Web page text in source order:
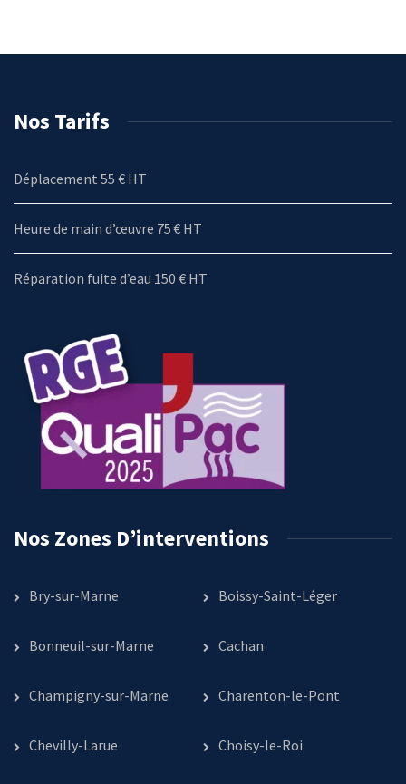
Nos Tarifs
Déplacement 55 € HT
Heure de main d’œuvre 75 € HT
Réparation fuite d’eau 150 € HT
Nos Zones D’interventions
Bry-sur-Marne Boissy-Saint-Léger
Bonneuil-sur-Marne Cachan
Champigny-sur-Marne Charenton-le-Pont
Chevilly-Larue Choisy-le-Roi